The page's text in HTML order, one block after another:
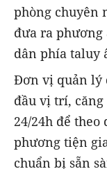
phòng chuyên
đưa ra
dân phía taluy
Đơn vị quản lý
đầu vị trí,
24/24h để
phương tiện
chuẩn bị sẵn